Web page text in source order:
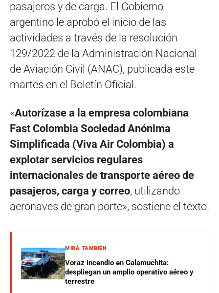
pasajeros y de carga. El Gobierno
argentino le aprobó el inicio de las
actividades a través de la resolución
129/2022 de la Administración Nacional
de Aviación Civil (ANAC), publicada este
martes en el Boletín Oficial.
«Autorízase a la empresa colombiana
Fast Colombia Sociedad Anónima
Simplificada (Viva Air Colombia) a
explotar servicios regulares
internacionales de transporte aéreo de
pasajeros, carga y correo, utilizando
aeronaves de gran porte», sostiene el texto.
MIRÁ TAMBIÉN
Voraz incendio en Calamuchita:
despliegan un amplio operativo aéreo y
terrestre